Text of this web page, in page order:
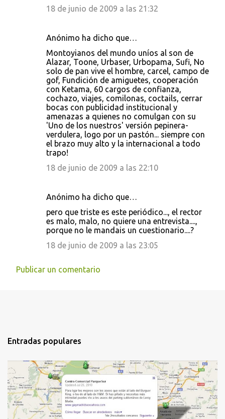
18 de junio de 2009 a las 21:32
Anónimo ha dicho que…
Montoyianos del mundo uníos al son de
Alazar, Toone, Urbaser, Urbopama, Sufi, No
solo de pan vive el hombre, carcel, campo de
gof, Fundición de amiguetes, cooperación
con Ketama, 60 cargos de confianza,
cochazo, viajes, comilonas, coctails, cerrar
bocas con publicidad institucional y
amenazas a quienes no comulgan con su
'Uno de los nuestros' versión pepinera-
verdulera, logo por un pastón... siempre con
el brazo muy alto y la internacional a todo
trapo!
18 de junio de 2009 a las 22:10
Anónimo ha dicho que…
pero que triste es este periódico..., el rector
es malo, malo, no quiere una entrevista....,
porque no le mandais un cuestionario....?
18 de junio de 2009 a las 23:05
Publicar un comentario
Entradas populares